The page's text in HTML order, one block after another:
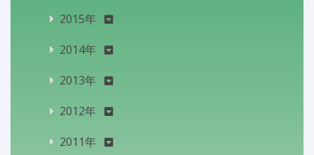
2015年
2014年
2013年
2012年
2011年